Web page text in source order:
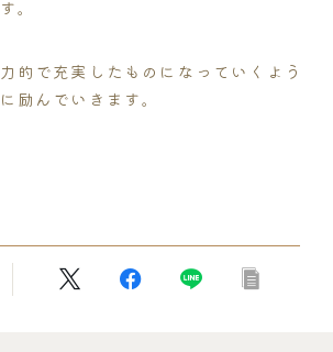
。
的で充実したものになっていくよう
励んでいきます。